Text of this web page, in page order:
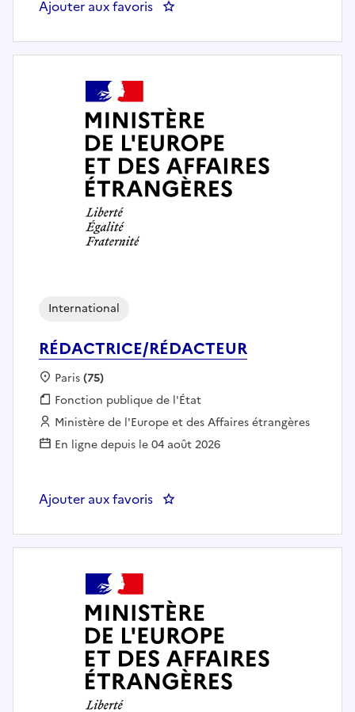
Ajouter aux favoris : Rédacteur Colombie-Equateur
RÉDACTRICE/RÉDACTEUR
International
Localisation :
Paris(75)
Fonction publique :
Fonction publique de l'État
Employeur :
Ministère de l'Europe et des Affaires étrangères
En ligne depuis le 04 août 2026
Ajouter aux favoris : RÉDACTRICE/RÉDACTEUR